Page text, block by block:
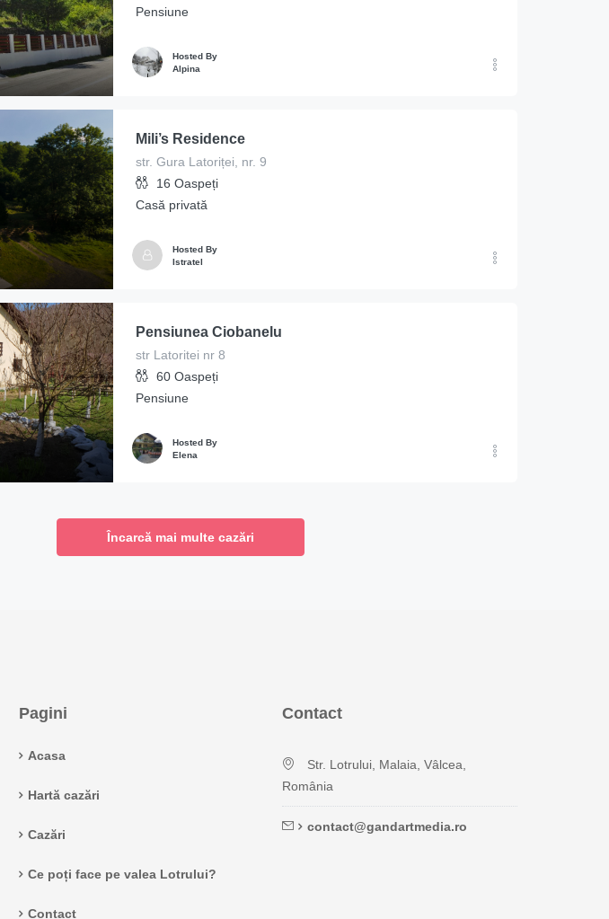
Pensiune
Hosted By
Alpina
Mili’s Residence
str. Gura Latoriței, nr. 9
16 Oaspeți
Casă privată
Hosted By
Istratel
Pensiunea Ciobanelu
str Latoritei nr 8
60 Oaspeți
Pensiune
Hosted By
Elena
Încarcă mai multe cazări
Pagini
Acasa
Hartă cazări
Cazări
Ce poți face pe valea Lotrului?
Contact
Contact
Str. Lotrului, Malaia, Vâlcea,
România
contact@gandartmedia.ro